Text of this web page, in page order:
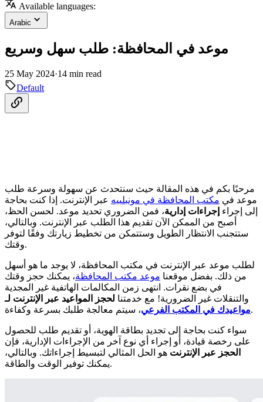
Available languages:
Arabic
موعد في المحافظة: طلب سهل وسريع
25 May 2024·14 min read
Default
مرحبًا بكم في هذه المقالة حيث سنتحدث عن سهولة وسرعة طلب
موعد في مكتب المحافظة في مونبلييه عبر الإنترنت. إذا كنت بحاجة
إلى إجراء إجراءات إدارية، فمن الضروري تحديد موعد. لحسن الحظ،
أصبح من الممكن الآن تقديم هذا الطلب عبر الإنترنت. وبالتالي،
ستتجنب الانتظار الطويل وستتمكن من تخطيط زيارتك وفقًا لتوفر
وقتك.
لطلب موعد عبر الإنترنت في مكتب المحافظة، لا يوجد ما هو أسهل
من ذلك. بفضل موقعنا موعد مكتب المحافظة، يمكنك حجز وقتك
في بضع نقرات. انتهى زمن المكالمات الهاتفية غير المجدية
والتنقلات غير الضرورية! مع خدمتنا لحجز المواعيد عبر الإنترنت لـ
مواعيدك في المكتب الفرعي، سيتم معالجة طلبك بسرعة وكفاءة.
سواء كنت بحاجة إلى تجديد بطاقة الهوية، أو تقديم طلب للحصول
على رخصة قيادة، أو إجراء أي نوع آخر من الإجراءات الإدارية، فإن
الحجز عبر الإنترنت هو الحل المثالي لتبسيط إجراءاتك. وبالتالي،
يمكنك توفير الوقت والطاقة.